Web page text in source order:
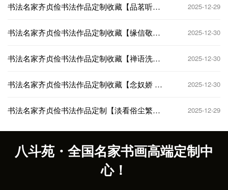
书法名家齐贞俭书法作品定制收藏【品茗听
2025-12-29
书法名家齐贞俭书法作品定制收藏【缘信敬
2025-12-30
书法名家齐贞俭书法作品定制收藏【禅语洗
2025-12-30
书法名家齐贞俭书法作品定制收藏【念奴娇 赤
2025-12-30
书法名家齐贞俭书法作品定制【淡看俗尘繁琐
2025-12-29
八斗苑・全国名家书画高端定制中
心！